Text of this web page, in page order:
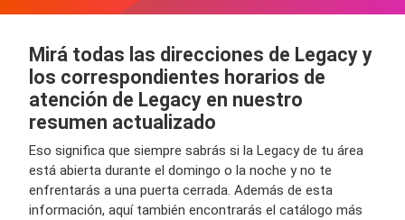
Mirá todas las direcciones de Legacy y
los correspondientes horarios de
atención de Legacy en nuestro
resumen actualizado
Eso significa que siempre sabrás si la Legacy de tu área
está abierta durante el domingo o la noche y no te
enfrentarás a una puerta cerrada. Además de esta
información, aquí también encontrarás el catálogo más